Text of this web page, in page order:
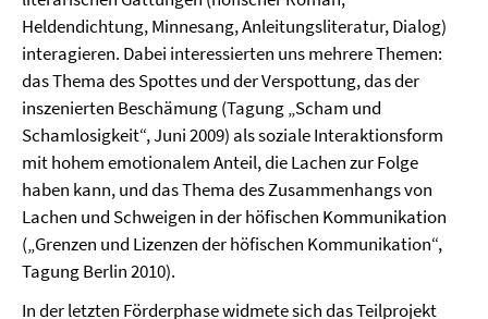
Heldendichtung, Minnesang, Anleitungsliteratur, Dialog)
interagieren. Dabei interessierten uns mehrere Themen:
das Thema des Spottes und der Verspottung, das der
inszenierten Beschämung (Tagung „Scham und
Schamlosigkeit“, Juni 2009) als soziale Interaktionsform
mit hohem emotionalem Anteil, die Lachen zur Folge
haben kann, und das Thema des Zusammenhangs von
Lachen und Schweigen in der höfischen Kommunikation
(„Grenzen und Lizenzen der höfischen Kommunikation“,
Tagung Berlin 2010).
In der letzten Förderphase widmete sich das Teilprojekt